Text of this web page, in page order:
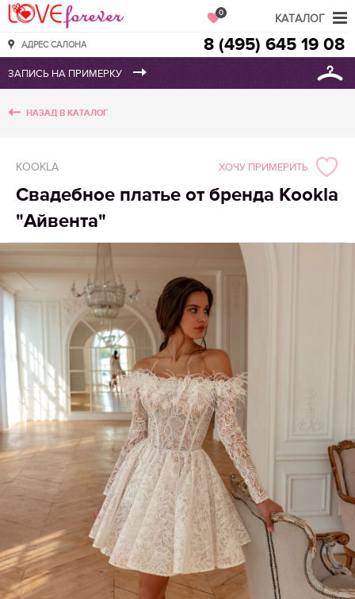
Love Forever
АДРЕС САЛОНА
0
8 (495) 645 19 08
НАЗАД В КАТАЛОГ
KOOKLA
Свадебное платье от бренда Kookla
"Айвента"
ХОЧУ ПРИМЕРИТЬ
КАТАЛОГ